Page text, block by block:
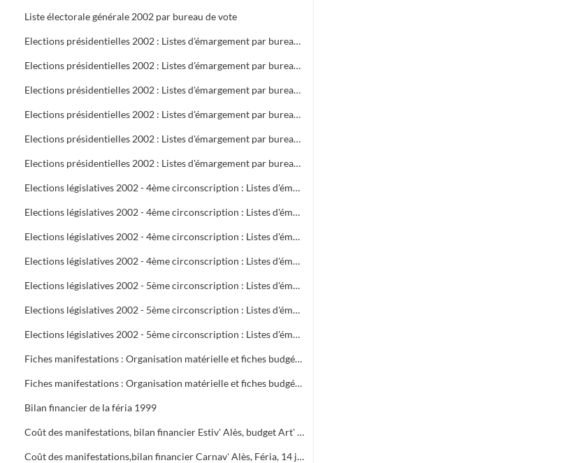
Liste électorale générale 2002 par bureau de vote
Elections présidentielles 2002 : Listes d'émargement par bureau de vote : 1 à 5
Elections présidentielles 2002 : Listes d'émargement par bureau de vote : 6 à 10
Elections présidentielles 2002 : Listes d'émargement par bureau de vote : 11 à 16 ( pas de 12 )
Elections présidentielles 2002 : Listes d'émargement par bureau de vote : 17 à 21
Elections présidentielles 2002 : Listes d'émargement par bureau de vote : 22 à 25
Elections présidentielles 2002 : Listes d'émargement par bureau de vote : 26 à 29
Elections législatives 2002 - 4ème circonscription : Listes d'émargement par bureau de vote : 01 à 05
Elections législatives 2002 - 4ème circonscription : Listes d'émargement par bureau de vote : 06 à 09
Elections législatives 2002 - 4ème circonscription : Listes d'émargement par bureau de vote : 10 à 14
Elections législatives 2002 - 4ème circonscription : Listes d'émargement par bureau de vote : 15 à 17
Elections législatives 2002 - 5ème circonscription : Listes d'émargement par bureau de vote : 18 à 21
Elections législatives 2002 - 5ème circonscription : Listes d'émargement par bureau de vote : 22 à 25
Elections législatives 2002 - 5ème circonscription : Listes d'émargement par bureau de vote : 26 à 29
Fiches manifestations : Organisation matérielle et fiches budgétaires
Fiches manifestations : Organisation matérielle et fiches budgétaires
Bilan financier de la féria 1999
Coût des manifestations, bilan financier Estiv' Alès, budget Art' Alès
Coût des manifestations,bilan financier Carnav' Alès, Féria, 14 juillet, Estiv' Alès, fête de la châtaigne